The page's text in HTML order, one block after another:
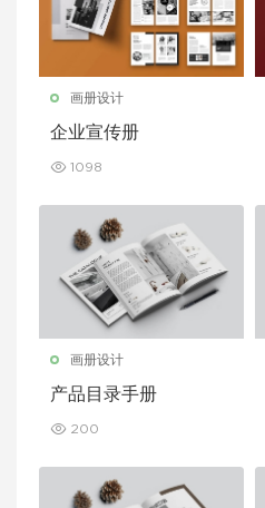
画册设计
企业宣传册
1098
画册设计
产品目录手册
200